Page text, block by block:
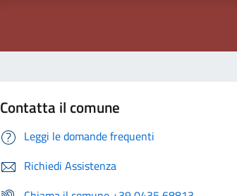
Contatta il comune
Leggi le domande frequenti
Richiedi Assistenza